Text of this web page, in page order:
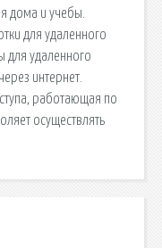
дома и учебы.
для удаленного
удаленного
интернет.
работающая по
осуществлять